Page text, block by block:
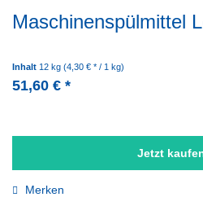
Maschinenspülmittel
Inhalt 12 kg (4,30 € * / 1 kg)
51,60 € *
Jetzt
Merken